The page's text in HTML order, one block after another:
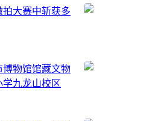
大赛中斩获多
物馆馆藏文物
九龙山校区